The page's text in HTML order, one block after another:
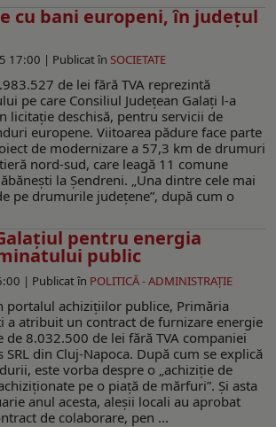
cu bani europeni, în judeţul
17:00 | Publicat în SOCIETATE
de lei fără TVA reprezintă
pe care Consiliul Judeţean Galaţi l-a
licitaţie deschisă, pentru servicii de
europene. Viitoarea pădure face parte
de modernizare a 57,3 km de drumuri
nord-sud, care leagă 11 comune
la Șendreni. „Una dintre cele mai
pe drumurile județene”, după cum o
pentru energia
public
| Publicat în POLITICĂ - ADMINISTRAŢIE
portalul achiziţiilor publice, Primăria
a atribuit un contract de furnizare energie
de 8.032.500 de lei fără TVA companiei
SRL din Cluj-Napoca. După cum se explică
este vorba despre o „achiziţie de
pe o piaţă de mărfuri”. Şi asta
anul acesta, aleşii locali au aprobat
de colaborare, pen ...